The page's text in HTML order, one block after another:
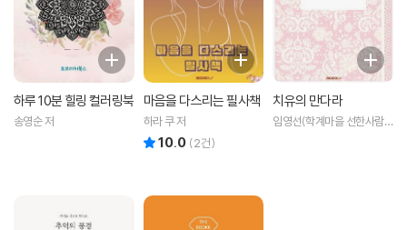
하루 10분 힐링 컬러링북
송영순 저
마음을 다스리는 필사책
하라 쿠 저
10.0 (2건)
치유의 만다라
임영선(학계마을 선한사람)